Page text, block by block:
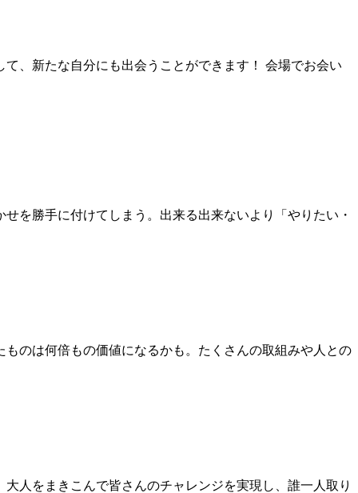
、新たな自分にも出会うことができます！ 会場でお会い
を勝手に付けてしまう。出来る出来ないより「やりたい・
のは何倍もの価値になるかも。たくさんの取組みや人との
人をまきこんで皆さんのチャレンジを実現し、誰一人取り